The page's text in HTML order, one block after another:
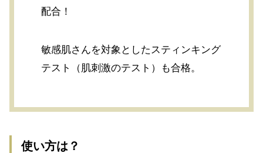
配合！
敏感肌さんを対象としたスティンキング
テスト（肌刺激のテスト）も合格。
使い方は？